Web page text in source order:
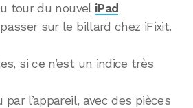
tour du nouvel iPad
sur le billard chez iFixit.
si ce n’est un indice très
l’appareil, avec des pièces